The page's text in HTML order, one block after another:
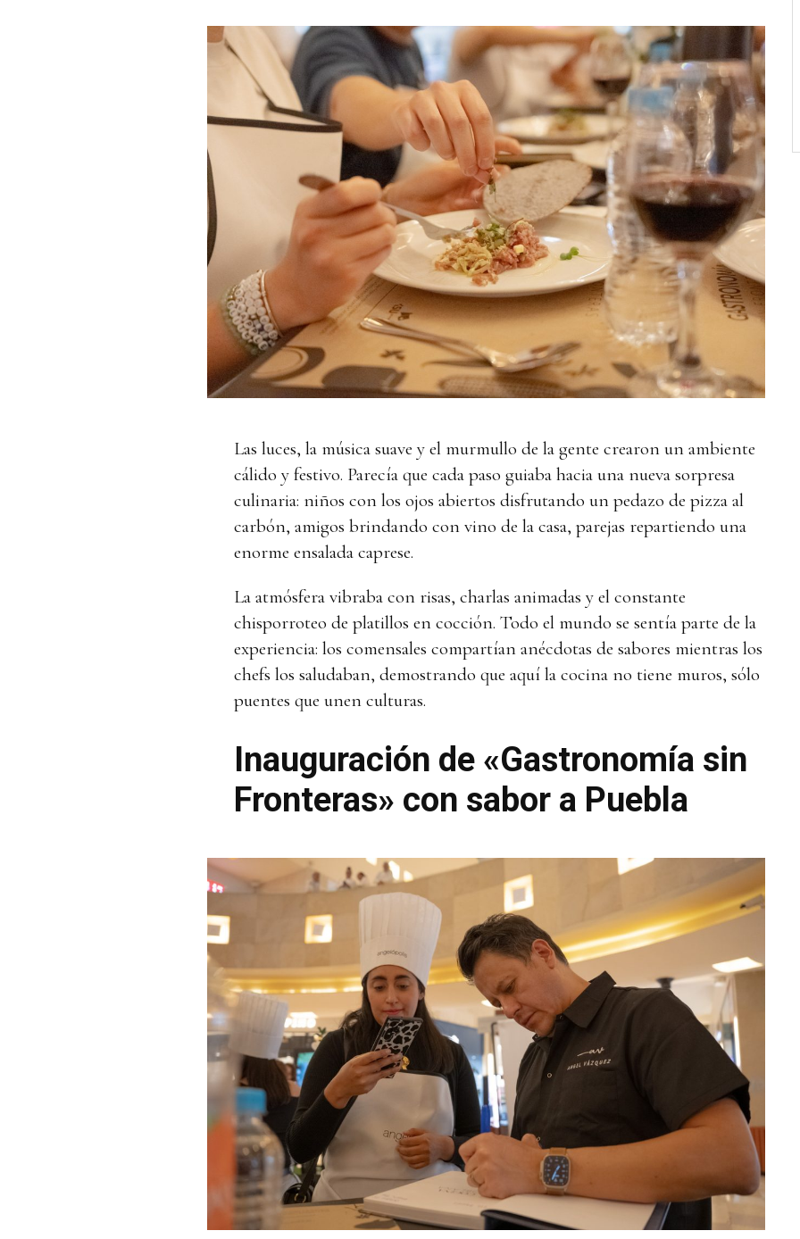
Las luces, la música suave y el murmullo de la gente crearon un ambiente
cálido y festivo. Parecía que cada paso guiaba hacia una nueva sorpresa
culinaria: niños con los ojos abiertos disfrutando un pedazo de pizza al
carbón, amigos brindando con vino de la casa, parejas repartiendo una
enorme ensalada caprese.
La atmósfera vibraba con risas, charlas animadas y el constante
chisporroteo de platillos en cocción. Todo el mundo se sentía parte de la
experiencia: los comensales compartían anécdotas de sabores mientras los
chefs los saludaban, demostrando que aquí la cocina no tiene muros, sólo
puentes que unen culturas.
Inauguración de «Gastronomía sin
Fronteras» con sabor a Puebla